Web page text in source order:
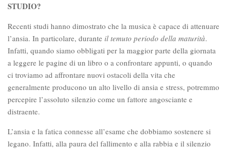
STUDIO?
Recenti studi hanno dimostrato che la musica è capace di attenuare
l’ansia. In particolare, durante il temuto periodo della maturità.
Infatti, quando siamo obbligati per la maggior parte della giornata
a leggere le pagine di un libro o a confrontare appunti, o quando
ci troviamo ad affrontare nuovi ostacoli della vita che
generalmente producono un alto livello di ansia e stress, potremmo
percepire l’assoluto silenzio come un fattore angosciante e
distraente.
L’ansia e la fatica connesse all’esame che dobbiamo sostenere si
legano. Infatti, alla paura del fallimento e alla rabbia e il silenzio